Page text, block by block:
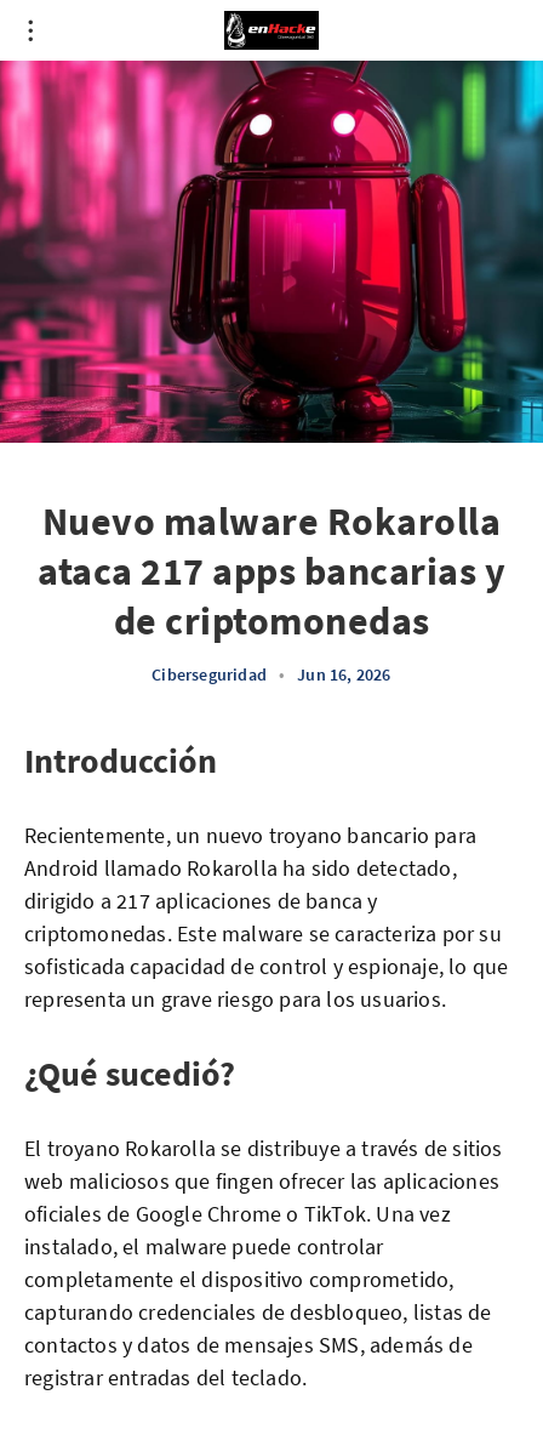
Nuevo malware Rokarolla
ataca 217 apps bancarias y
de criptomonedas
Ciberseguridad • Jun 16, 2026
Introducción
Recientemente, un nuevo troyano bancario para
Android llamado Rokarolla ha sido detectado,
dirigido a 217 aplicaciones de banca y
criptomonedas. Este malware se caracteriza por su
sofisticada capacidad de control y espionaje, lo que
representa un grave riesgo para los usuarios.
¿Qué sucedió?
El troyano Rokarolla se distribuye a través de sitios
web maliciosos que fingen ofrecer las aplicaciones
oficiales de Google Chrome o TikTok. Una vez
instalado, el malware puede controlar
completamente el dispositivo comprometido,
capturando credenciales de desbloqueo, listas de
contactos y datos de mensajes SMS, además de
registrar entradas del teclado.